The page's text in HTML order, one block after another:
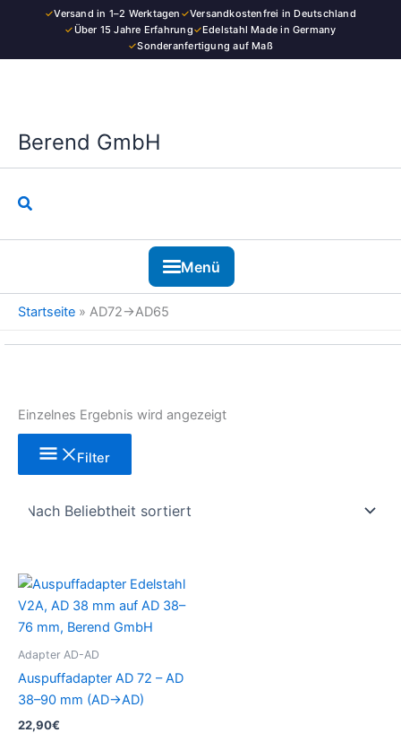
✓Versand in 1–2 Werktagen ✓Versandkostenfrei in Deutschland
✓Über 15 Jahre Erfahrung✓Edelstahl Made in Germany
✓Sonderanfertigung auf Maß
Berend GmbH
Suchen
Menü
Startseite » AD72→AD65
Einzelnes Ergebnis wird angezeigt
Filter
Adapter AD-AD
Auspuffadapter AD 72 – AD
38–90 mm (AD→AD)
22,90€
Dieses
Produkt
Kategorie